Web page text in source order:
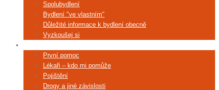
Spolubydlení
Bydlení "ve vlastním"
Důležité informace k bydlení obecně
Vyzkoušej si
První pomoc
Lékaři – kdo mi pomůže
Pojištění
Drogy a jiné závislosti